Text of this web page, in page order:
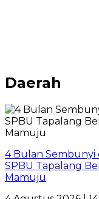
Daerah
4 Bulan Sembunyi
SPBU Tapalang
Mamuju